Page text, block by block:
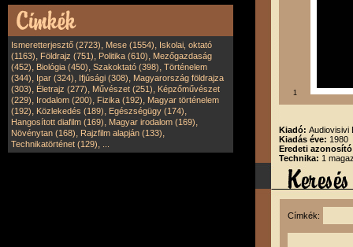
Ismeretterjesztő (2723), Mese (1554), Iskolai, oktató
(1163), Földrajz (751), Politika (610), Mezőgazdaság
(452), Biológia (450), Szakoktató (398), Történelem
(344), Ipar (324), Ifjúsági (308), Magyarország földrajza
(303), Életrajz (277), Művészet (251), Képzőművészet
(229), Irodalom (200), Fizika (192), Magyar történelem
(192), Közlekedés (189), Egészségügy (174),
Hangosított diafilm (169), Magyar irodalom (169),
Növénytan (168), Rajzfilm alapján (133),
Technikatörténet (129),
1
Kiadó: Audiovisivi
Kiadás éve: 1980
Eredeti
Technika: 1
Címkék: